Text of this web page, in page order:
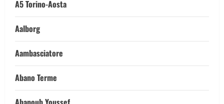
A5 Torino-Aosta
Aalborg
Aambasciatore
Abano Terme